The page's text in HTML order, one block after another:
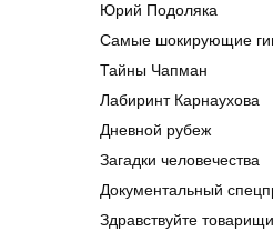
Юрий Подоляка
Самые шокирующие
Тайны Чапман
Лабиринт Карнаухова
Дневной рубеж
Загадки человечества
Документальный
Здравствуйте товарищи